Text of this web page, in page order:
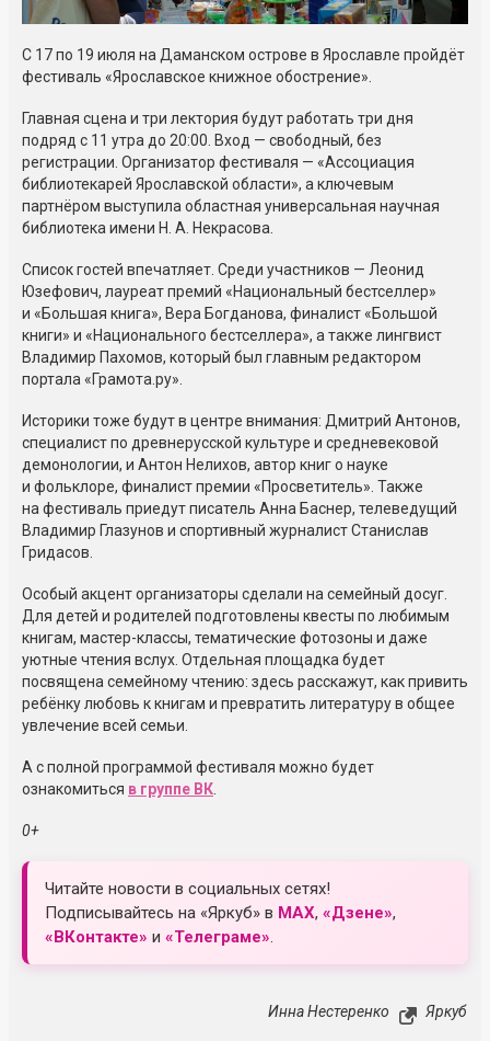
С 17 по 19 июля на Даманском острове в Ярославле пройдёт
фестиваль «Ярославское книжное обострение».
Главная сцена и три лектория будут работать три дня
подряд с 11 утра до 20:00. Вход — свободный, без
регистрации. Организатор фестиваля — «Ассоциация
библиотекарей Ярославской области», а ключевым
партнёром выступила областная универсальная научная
библиотека имени Н. А. Некрасова.
Список гостей впечатляет. Среди участников — Леонид
Юзефович, лауреат премий «Национальный бестселлер»
и «Большая книга», Вера Богданова, финалист «Большой
книги» и «Национального бестселлера», а также лингвист
Владимир Пахомов, который был главным редактором
портала «Грамота.ру».
Историки тоже будут в центре внимания: Дмитрий Антонов,
специалист по древнерусской культуре и средневековой
демонологии, и Антон Нелихов, автор книг о науке
и фольклоре, финалист премии «Просветитель». Также
на фестиваль приедут писатель Анна Баснер, телеведущий
Владимир Глазунов и спортивный журналист Станислав
Гридасов.
Особый акцент организаторы сделали на семейный досуг.
Для детей и родителей подготовлены квесты по любимым
книгам, мастер-классы, тематические фотозоны и даже
уютные чтения вслух. Отдельная площадка будет
посвящена семейному чтению: здесь расскажут, как привить
ребёнку любовь к книгам и превратить литературу в общее
увлечение всей семьи.
А с полной программой фестиваля можно будет
ознакомиться в группе ВК.
0+
Читайте новости в социальных сетях!
Подписывайтесь на «Яркуб» в MAX, «Дзене»,
«ВКонтакте» и «Телеграме».
Инна Нестеренко Яркуб